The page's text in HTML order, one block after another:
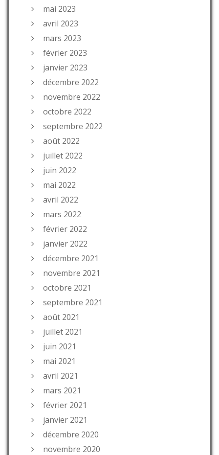
mai 2023
avril 2023
mars 2023
février 2023
janvier 2023
décembre 2022
novembre 2022
octobre 2022
septembre 2022
août 2022
juillet 2022
juin 2022
mai 2022
avril 2022
mars 2022
février 2022
janvier 2022
décembre 2021
novembre 2021
octobre 2021
septembre 2021
août 2021
juillet 2021
juin 2021
mai 2021
avril 2021
mars 2021
février 2021
janvier 2021
décembre 2020
novembre 2020